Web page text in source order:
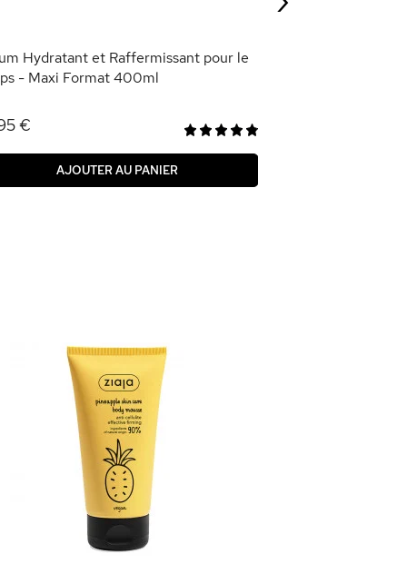
Hydratant et Raffermissant pour le
- Maxi Format 400ml
€
AJOUTER AU PANIER